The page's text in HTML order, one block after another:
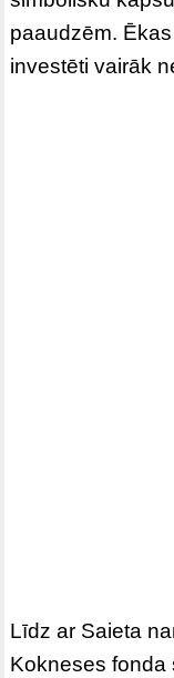
paaudzēm.
investēti vairāk
Līdz ar Saieta
Kokneses fonda